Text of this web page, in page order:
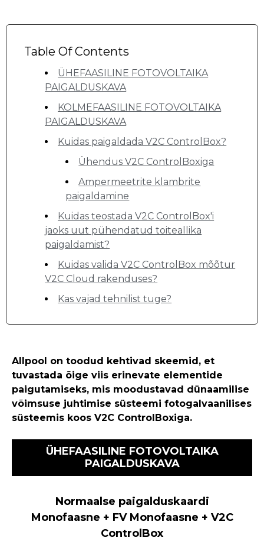
Table Of Contents
ÜHEFAASILINE FOTOVOLTAIKA
PAIGALDUSKAVA
KOLMEFAASILINE FOTOVOLTAIKA
PAIGALDUSKAVA
Kuidas paigaldada V2C ControlBox?
Ühendus V2C ControlBoxiga
Ampermeetrite klambrite
paigaldamine
Kuidas teostada V2C ControlBox'i
jaoks uut pühendatud toiteallika
paigaldamist?
Kuidas valida V2C ControlBox mõõtur
V2C Cloud rakenduses?
Kas vajad tehnilist tuge?
Allpool on toodud kehtivad skeemid, et
tuvastada õige viis erinevate elementide
paigutamiseks, mis moodustavad dünaamilise
võimsuse juhtimise süsteemi fotogalvaanilises
süsteemis koos V2C ControlBoxiga.
ÜHEFAASILINE FOTOVOLTAIKA
PAIGALDUSKAVA
Normaalse paigalduskaardi
Monofaasne + FV Monofaasne + V2C
ControlBox